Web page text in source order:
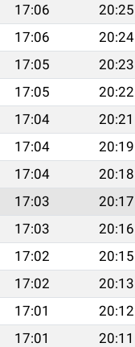
17:06 20:25
17:06 20:24
17:05 20:23
17:05 20:22
17:04 20:21
17:04 20:19
17:04 20:18
17:03 20:17
17:03 20:16
17:02 20:15
17:02 20:13
17:01 20:12
17:01 20:11